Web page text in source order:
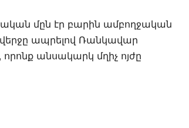
մըն էր բարին ամբողջական
ապրելով Ռանկավար
անսակարկ մղիչ ոյժը